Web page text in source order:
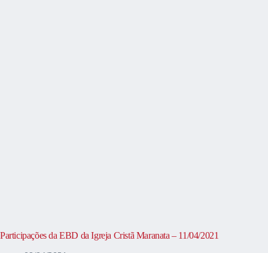
Participações da EBD da Igreja Cristã Maranata – 11/04/2021